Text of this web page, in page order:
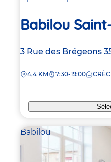
Babilou
Adresse
la
3 Rue des Brégeons
DISTANCE
4,4 KM 7:30-19:00
Babilou